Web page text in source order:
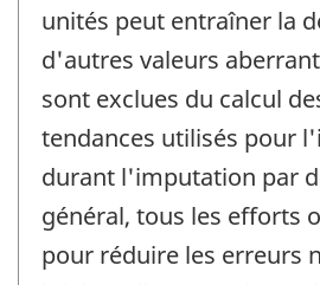
unités peut entraîner la
d'autres valeurs
sont exclues du calcul
tendances utilisés pour
durant l'imputation par
général, tous les efforts
pour réduire les erreurs